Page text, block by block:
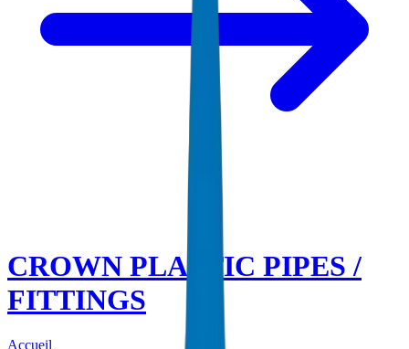
CROWN PLASTIC PIPES /
FITTINGS
Accueil